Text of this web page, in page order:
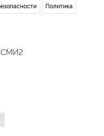
Политика
СМИ2